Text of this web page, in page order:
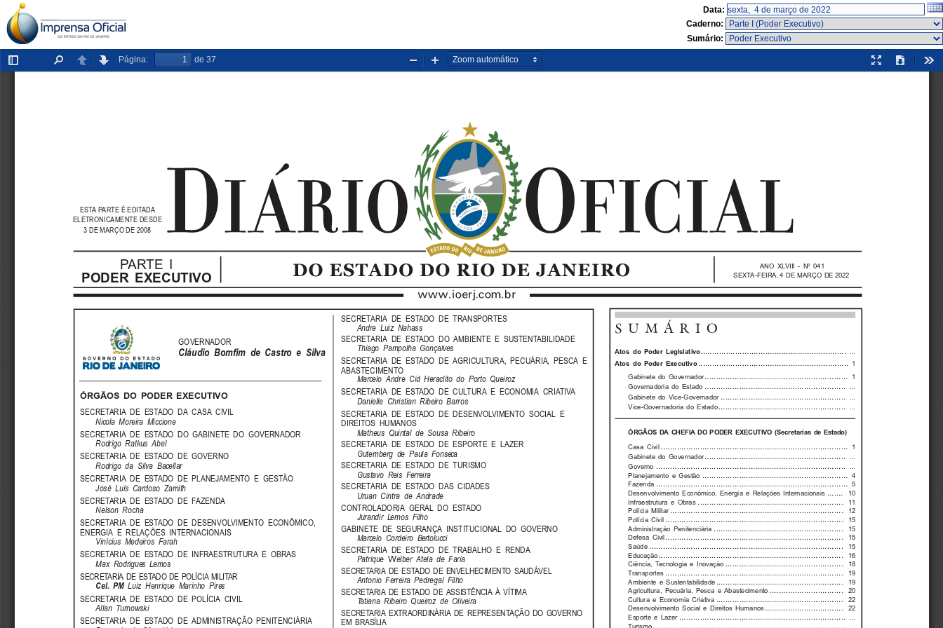
Data:
Caderno:
Sumário:
Exibir/ocultar
painel
LocalizarAnteriorPróxima
Página: de 37
Modo
de
Download
Diminuir
zoom
Aumentar
zoom
PARTE  I
PODER  EXECUTIVO
ESTA PARTE É EDITADA
ELETRONICAMENTE DESDE
3 DE MARÇO DE 2008
ANO  X LV I I I   -  Nº  041
S E X TA - F E I R A , 4 DE  MARÇO  DE  2022
SECRETARIA  DE  ESTADO  DE  TRANSPORTES
Andre  Luiz  Nahass
SECRETARIA  DE  ESTADO  DO  AMBIENTE  E  SUSTENTABILIDADE
Thiago  Pampolha  Gonçalves
SECRETARIA  DE  ESTADO  DE  AGRICULTURA,  PECUÁRIA,  PESCA  E
ABASTECIMENTO
Marcelo  Andre  Cid  Heraclito  do  Porto  Queiroz
SECRETARIA  DE  ESTADO  DE  CULTURA  E  ECONOMIA  CRIATIVA
Danielle  Christian  Ribeiro  Barros
SECRETARIA  DE  ESTADO  DE  DESENVOLVIMENTO  SOCIAL  E
DIREITOS  HUMANOS
Matheus  Quintal  de  Sousa  Ribeiro
SECRETARIA  DE  ESTADO  DE  ESPORTE  E  LAZER
Gutemberg  de  Paula  Fonseca
SECRETARIA  DE  ESTADO  DE  TURISMO
Gustavo  Reis  Ferreira
SECRETARIA  DE  ESTADO  DAS  CIDADES
Uruan  Cintra  de  Andrade
CONTROLADORIA  GERAL  DO  ESTADO
Jurandir  Lemos  Filho
GABINETE  DE  SEGURANÇA  INSTITUCIONAL  DO  GOVERNO
Marcelo  Cordeiro  Bertolucci
SECRETARIA  DE  ESTADO  DE  TRABALHO  E  RENDA
Patrique Welber  Atela  de  Faria
SECRETARIA  DE  ESTADO  DE  ENVELHECIMENTO  SAUDÁVEL
Antonio  Ferreira  Pedregal  Filho
SECRETARIA  DE  ESTADO  DE  ASSISTÊNCIA  À  VÍTIMA
Tatiana  Ribeiro  Queiroz  de  Oliveira
SECRETARIA  EXTRAORDINÁRIA  DE  REPRESENTAÇÃO  DO  GOVERNO
EM  BRASÍLIA
ÓRGÃOS  DO  PODER  EXECUTIVO
SECRETARIA  DE  ESTADO  DA  CASA  CIVIL
Nicola  Moreira  Miccione
SECRETARIA  DE  ESTADO  DO  GABINETE  DO  GOVERNADOR
Rodrigo  Ratkus  Abel
SECRETARIA  DE  ESTADO  DE  GOVERNO
Rodrigo  da  Silva  Bacellar
SECRETARIA  DE  ESTADO  DE  PLANEJAMENTO  E  GESTÃO
José  Luis  Cardoso  Zamith
SECRETARIA  DE  ESTADO  DE  FAZENDA
Nelson  Rocha
SECRETARIA  DE  ESTADO  DE  DESENVOLVIMENTO  ECONÔMICO,
ENERGIA  E  RELAÇÕES  INTERNACIONAIS
Vinícius  Medeiros  Farah
SECRETARIA  DE  ESTADO  DE  INFRAESTRUTURA  E  OBRAS
Max  Rodrigues  Lemos
SECRETARIA DE ESTADO DE POLÍCIA MILITAR
Cel.  PM Luiz  Henrique  Marinho  Pires
SECRETARIA  DE  ESTADO  DE  POLÍCIA  CIVIL
Allan  Turnowski
SECRETARIA  DE  ESTADO  DE  ADMINISTRAÇÃO  PENITENCIÁRIA
GOVERNADOR
Cláudio  Bomfim  de  Castro  e  Silva
SUMÁRIO
Atos  do  Poder  Legislativo............................................................... ...
Atos  do  Poder  Executivo ................................................................. 1
Gabinete  do  Governador..............................................................
1
Governadoria  do  Estado ............................................................. ...
Gabinete  do  Vice-Governador ...................................................... ...
Vice-Governadoria  do  Estado ....................................................... ...
ÓRGÃOS  DA  CHEFIA  DO  PODER  EXECUTIVO  (Secretarias  de  Estado)
Casa  Civil .................................................................................
1
Gabinete  do  Governador............................................................. ...
Governo .................................................................................. ...
Planejamento  e  Gestão ............................................................... 4
Fazenda ................................................................................... 5
Desenvolvimento  Econômico,  Energia  e  Relações  Internacionais .......
10
Infraestrutura  e  Obras ...............................................................
11
Polícia  Militar ...........................................................................
12
Polícia  Civil .............................................................................
15
Administração  Penitenciária ........................................................
15
Defesa  Civil.............................................................................
15
Saúde ....................................................................................
15
Educação ................................................................................
16
Ciência,  Tecnologia  e  Inovação ...................................................
18
Transportes .............................................................................
19
Ambiente  e  Sustentabilidade .......................................................
19
Agricultura,  Pecuária,  Pesca  e  Abastecimento ................................
20
Cultura  e  Economia  Criativa .......................................................
22
Desenvolvimento  Social  e  Direitos  Humanos ..................................
22
Esporte  e  Lazer ........................................................................ ...
...................................................................................